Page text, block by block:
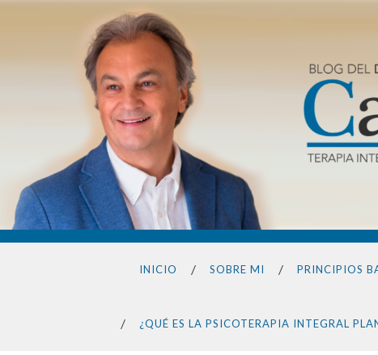
INICIO SOBRE MI PRINCIPIOS
¿QUÉ ES LA PSICOTERAPIA INTEGRAL